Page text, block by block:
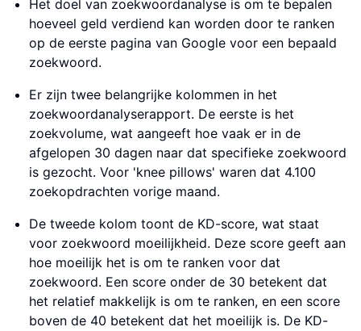
Het doel van zoekwoordanalyse is om te bepalen
hoeveel geld verdiend kan worden door te ranken
op de eerste pagina van Google voor een bepaald
zoekwoord.
Er zijn twee belangrijke kolommen in het
zoekwoordanalyserapport. De eerste is het
zoekvolume, wat aangeeft hoe vaak er in de
afgelopen 30 dagen naar dat specifieke zoekwoord
is gezocht. Voor 'knee pillows' waren dat 4.100
zoekopdrachten vorige maand.
De tweede kolom toont de KD-score, wat staat
voor zoekwoord moeilijkheid. Deze score geeft aan
hoe moeilijk het is om te ranken voor dat
zoekwoord. Een score onder de 30 betekent dat
het relatief makkelijk is om te ranken, en een score
boven de 40 betekent dat het moeilijk is. De KD-